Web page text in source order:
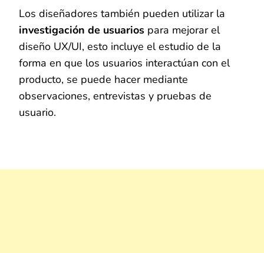
Los diseñadores también pueden utilizar la
investigación de usuarios para mejorar el
diseño UX/UI, esto incluye el estudio de la
forma en que los usuarios interactúan con el
producto, se puede hacer mediante
observaciones, entrevistas y pruebas de
usuario.